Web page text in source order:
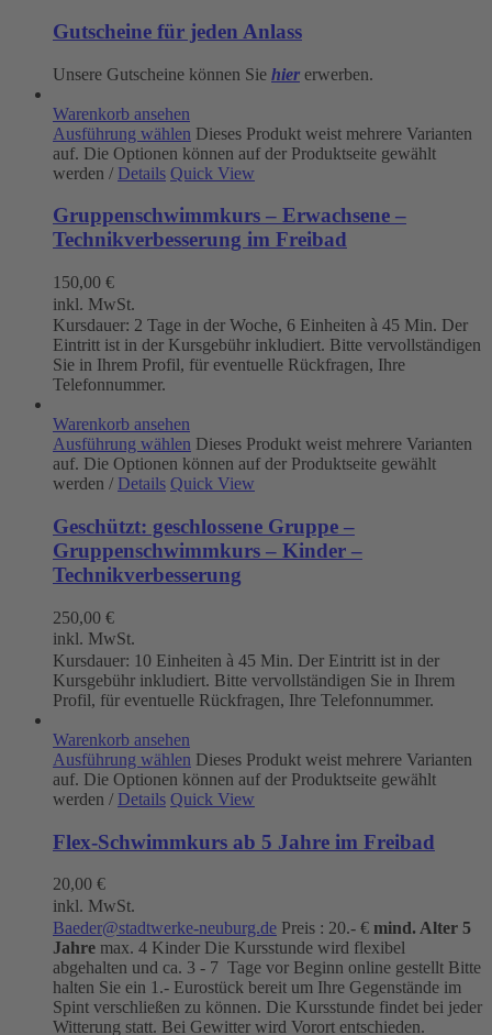
Gutscheine für jeden Anlass
Unsere Gutscheine können Sie hier erwerben.
Warenkorb ansehen
Ausführung wählen Dieses Produkt weist mehrere Varianten
auf. Die Optionen können auf der Produktseite gewählt
werden / Details Quick View
Gruppenschwimmkurs – Erwachsene –
Technikverbesserung im Freibad
150,00 €
inkl. MwSt.
Kursdauer: 2 Tage in der Woche, 6 Einheiten à 45 Min. Der
Eintritt ist in der Kursgebühr inkludiert. Bitte vervollständigen
Sie in Ihrem Profil, für eventuelle Rückfragen, Ihre
Telefonnummer.
Warenkorb ansehen
Ausführung wählen Dieses Produkt weist mehrere Varianten
auf. Die Optionen können auf der Produktseite gewählt
werden / Details Quick View
Geschützt: geschlossene Gruppe –
Gruppenschwimmkurs – Kinder –
Technikverbesserung
250,00 €
inkl. MwSt.
Kursdauer: 10 Einheiten à 45 Min. Der Eintritt ist in der
Kursgebühr inkludiert. Bitte vervollständigen Sie in Ihrem
Profil, für eventuelle Rückfragen, Ihre Telefonnummer.
Warenkorb ansehen
Ausführung wählen Dieses Produkt weist mehrere Varianten
auf. Die Optionen können auf der Produktseite gewählt
werden / Details Quick View
Flex-Schwimmkurs ab 5 Jahre im Freibad
20,00 €
inkl. MwSt.
Baeder@stadtwerke-neuburg.de Preis : 20.- € mind. Alter 5
Jahre max. 4 Kinder Die Kursstunde wird flexibel
abgehalten und ca. 3 - 7 Tage vor Beginn online gestellt Bitte
halten Sie ein 1.- Eurostück bereit um Ihre Gegenstände im
Spint verschließen zu können. Die Kursstunde findet bei jeder
Witterung statt. Bei Gewitter wird Vorort entschieden.